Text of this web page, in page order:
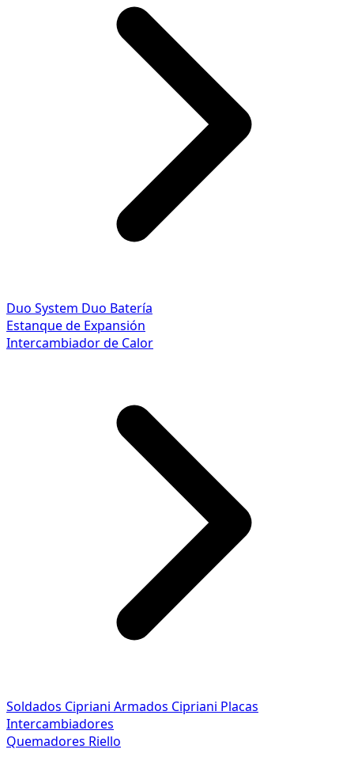
Duo System Duo Batería
Estanque de Expansión
Intercambiador de Calor
Soldados Cipriani Armados Cipriani Placas
Intercambiadores
Quemadores Riello